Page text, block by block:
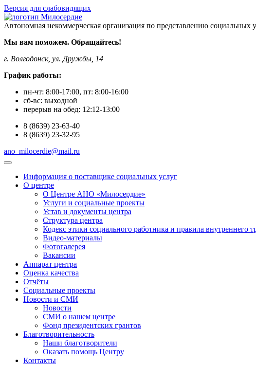
Версия для слабовидящих
Автономная некоммерческая организация по представлению
Мы вам поможем. Обращайтесь!
г. Волгодонск, ул. Дружбы, 14
График работы:
пн-чт: 8:00-17:00, пт: 8:00-16:00
сб-вс: выходной
перерыв на обед: 12:12-13:00
8 (8639) 23-63-40
8 (8639) 23-32-95
ano_milocerdie@mail.ru
Информация о поставщике социальных услуг
О центре
О Центре АНО «Милосердие»
Услуги и социальные проекты
Устав и документы центра
Структура центра
Кодекс этики социального работника и правила внутреннего
Видео-материалы
Фотогалерея
Вакансии
Аппарат центра
Оценка качества
Отчёты
Социальные проекты
Новости и СМИ
Новости
СМИ о нашем центре
Фонд президентских грантов
Благотворительность
Наши благотворители
Оказать помощь Центру
Контакты